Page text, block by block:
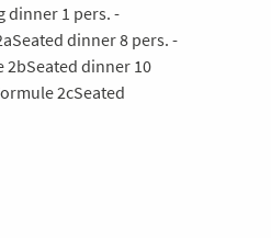
dinner 1 pers. -
dinner 8 pers. -
2bSeated dinner 10
2cSeated